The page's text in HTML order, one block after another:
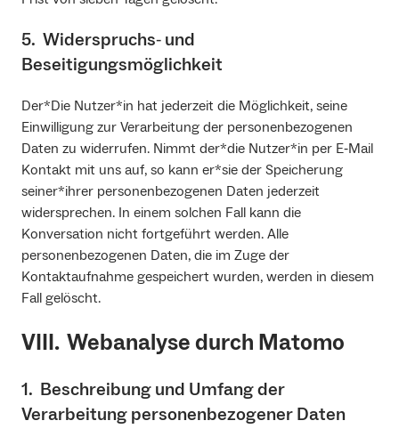
5. Widerspruchs‐ und
Beseitigungsmöglichkeit
Der*Die Nutzer*in hat jederzeit die Möglichkeit, seine
Einwilligung zur Verarbeitung der personenbezogenen
Daten zu widerrufen. Nimmt der*die Nutzer*in per E‐Mail
Kontakt mit uns auf, so kann er*sie der Speicherung
seiner*ihrer personenbezogenen Daten jederzeit
widersprechen. In einem solchen Fall kann die
Konversation nicht fortgeführt werden. Alle
personenbezogenen Daten, die im Zuge der
Kontaktaufnahme gespeichert wurden, werden in diesem
Fall gelöscht.
VIII. Webanalyse durch Matomo
1. Beschreibung und Umfang der
Verarbeitung personenbezogener Daten